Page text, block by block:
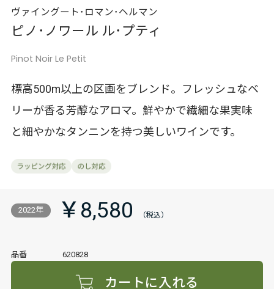
ヴァイングート･ロマン･ヘルマン
ピノ･ノワール ル･プティ
Pinot Noir Le Petit
標高500m以上の区画をブレンド。フレッシュなベ
リーが香る芳醇なアロマ。鮮やかで繊細な果実味
と細やかなタンニンを持つ美しいワインです。
2022年 ￥8,580
品番 620828
カートに入れる